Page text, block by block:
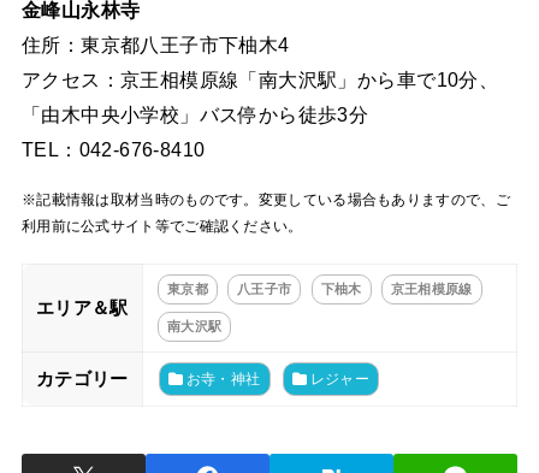
金峰山永林寺
住所：東京都八王子市下柚木4
アクセス：京王相模原線「南大沢駅」から車で10分、
「由木中央小学校」バス停から徒歩3分
TEL：042-676-8410
※記載情報は取材当時のものです。変更している場合もありますので、ご
利用前に公式サイト等でご確認ください。
エリア＆駅
東京都 八王子市 下柚木 京王相模原線
南大沢駅
カテゴリー お寺・神社 レジャー